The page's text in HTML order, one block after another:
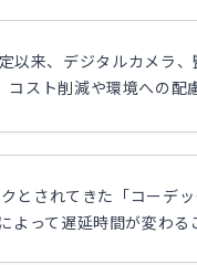
来、デジタルカメラ
スト削減や環境への配
とされてきた「コーデ
よって遅延時間が変わる